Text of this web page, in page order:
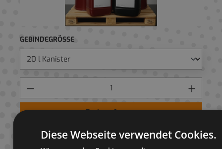
GEBINDEGRÖSSE
Preis anfragen
AUF ANFRAGELISTE
Diese Webseite verwendet Cookies.